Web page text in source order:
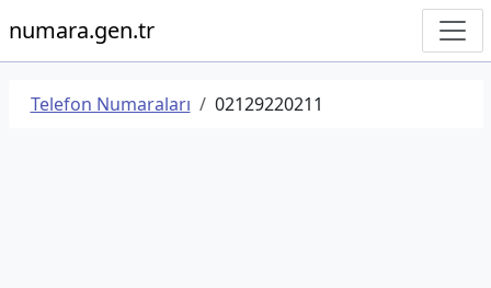
numara.gen.tr
Telefon Numaraları 02129220211